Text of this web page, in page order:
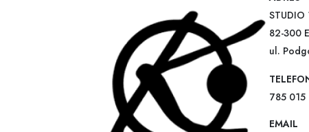
STUDIO
82-300
ul.
785 015
EMAIL